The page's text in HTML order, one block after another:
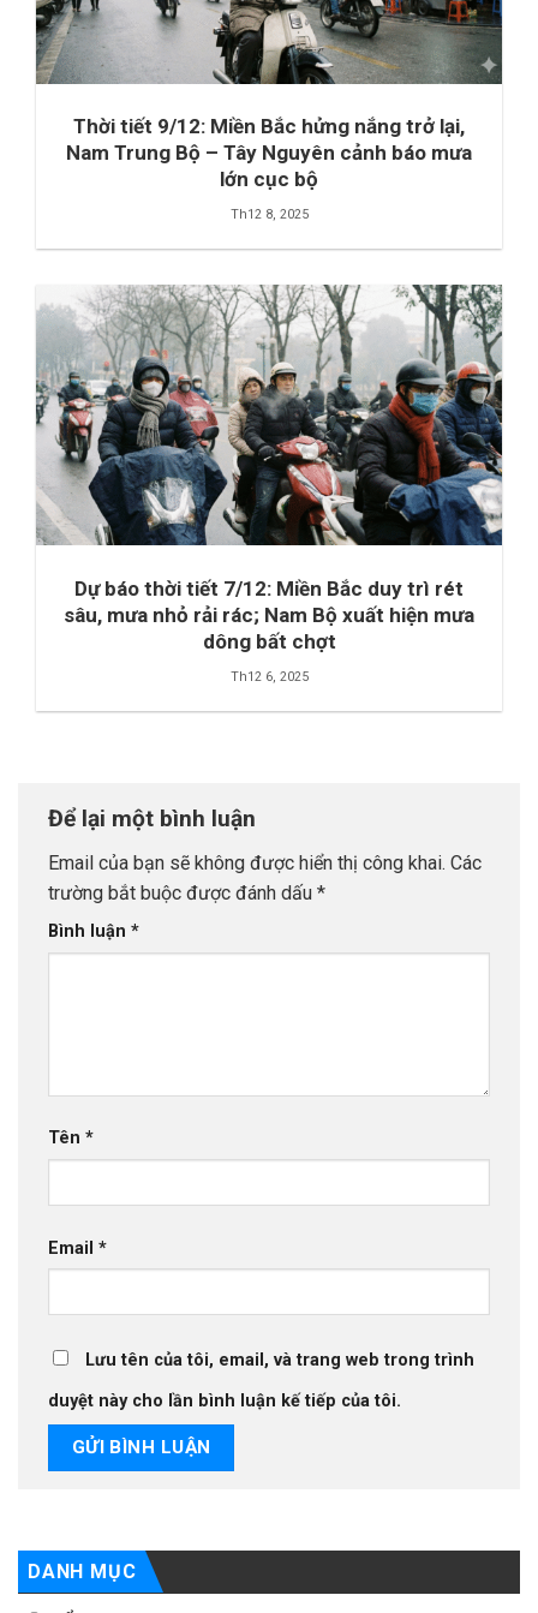
Thời tiết 9/12: Miền Bắc hửng nắng trở lại,
Nam Trung Bộ – Tây Nguyên cảnh báo mưa
lớn cục bộ
Th12 8, 2025
Dự báo thời tiết 7/12: Miền Bắc duy trì rét
sâu, mưa nhỏ rải rác; Nam Bộ xuất hiện mưa
dông bất chợt
Th12 6, 2025
Để lại một bình luận
Email của bạn sẽ không được hiển thị công khai. Các
trường bắt buộc được đánh dấu *
Bình luận *
Tên *
Email *
Lưu tên của tôi, email, và trang web trong trình
duyệt này cho lần bình luận kế tiếp của tôi.
DANH MỤC